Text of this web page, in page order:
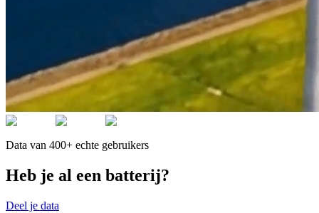
Data van 400+ echte gebruikers
Heb je al een batterij?
Deel je data